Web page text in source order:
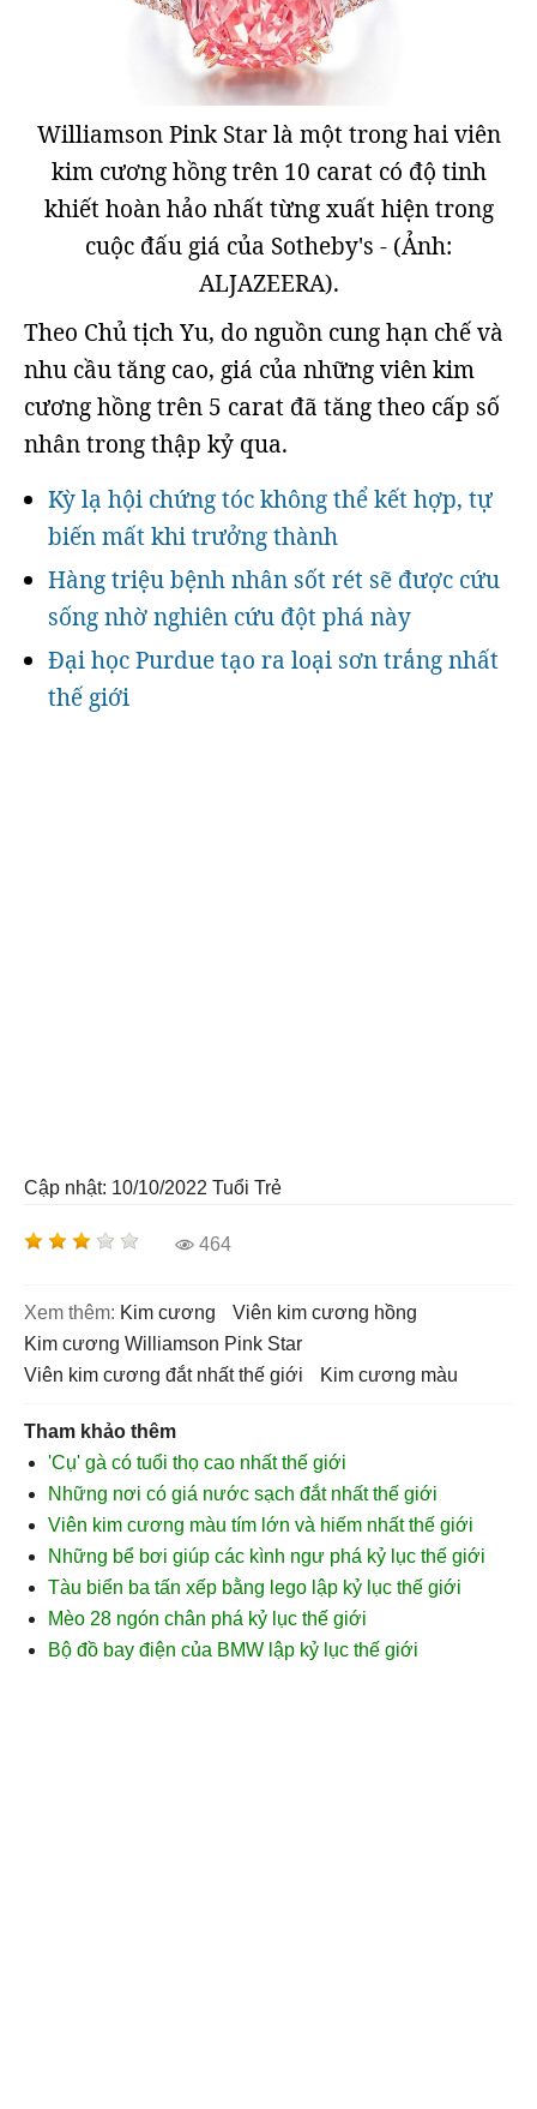
Williamson Pink Star là một trong hai viên
kim cương hồng trên 10 carat có độ tinh
khiết hoàn hảo nhất từng xuất hiện trong
cuộc đấu giá của Sotheby's - (Ảnh:
ALJAZEERA).
Theo Chủ tịch Yu, do nguồn cung hạn chế và
nhu cầu tăng cao, giá của những viên kim
cương hồng trên 5 carat đã tăng theo cấp số
nhân trong thập kỷ qua.
Kỳ lạ hội chứng tóc không thể kết hợp, tự
biến mất khi trưởng thành
Hàng triệu bệnh nhân sốt rét sẽ được cứu
sống nhờ nghiên cứu đột phá này
Đại học Purdue tạo ra loại sơn trắng nhất
thế giới
Cập nhật: 10/10/2022 Tuổi Trẻ
464
Xem thêm: kim cương
Viên kim cương hồng
kim cương Williamson Pink Star
viên kim cương đắt nhất thế giới
kim cương màu
Tham khảo thêm
'Cụ' gà có tuổi thọ cao nhất thế giới
Những nơi có giá nước sạch đắt nhất thế giới
Viên kim cương màu tím lớn và hiếm nhất thế giới
Những bể bơi giúp các kình ngư phá kỷ lục thế giới
Tàu biển ba tấn xếp bằng lego lập kỷ lục thế giới
Mèo 28 ngón chân phá kỷ lục thế giới
Bộ đồ bay điện của BMW lập kỷ lục thế giới